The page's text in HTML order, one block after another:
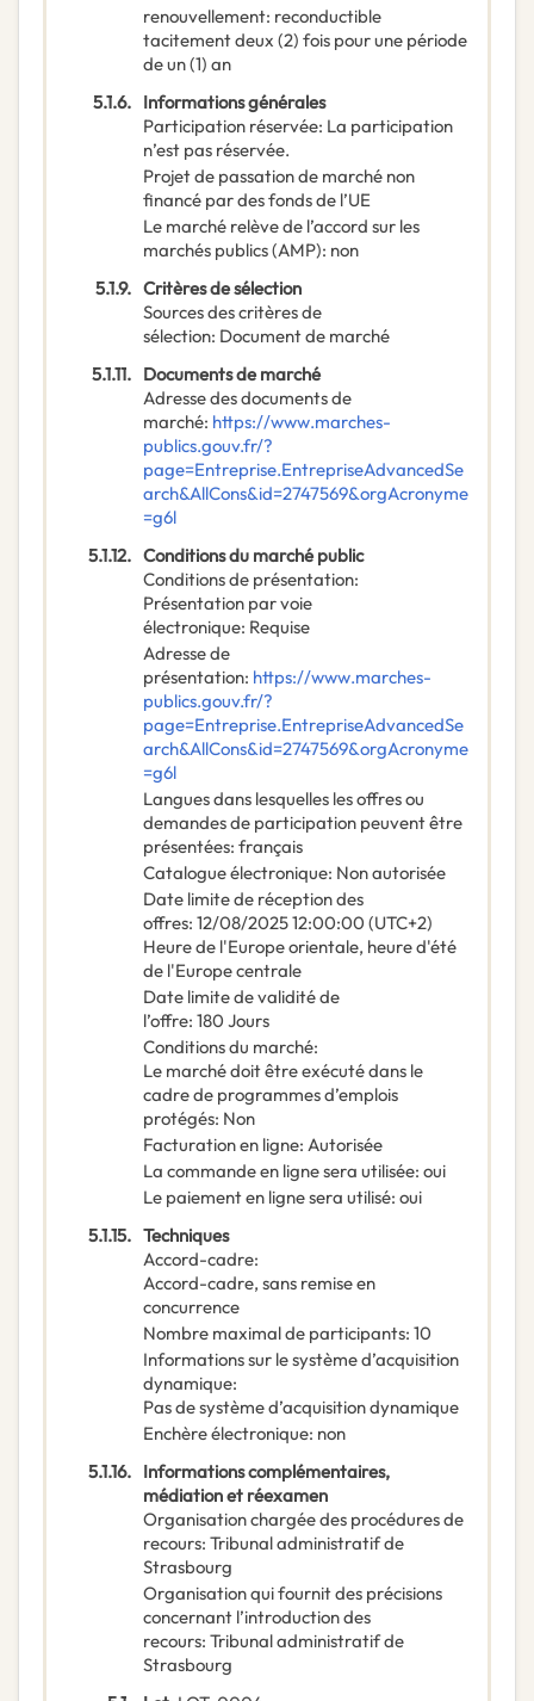
renouvellement: reconductible
tacitement deux (2) fois pour une période
de un (1) an
5.1.6. Informations générales
Participation réservée: La participation
n’est pas réservée.
Projet de passation de marché non
financé par des fonds de l’UE
Le marché relève de l’accord sur les
marchés publics (AMP): non
5.1.9. Critères de sélection
Sources des critères de
sélection: Document de marché
5.1.11. Documents de marché
Adresse des documents de
marché: https://www.marches-
publics.gouv.fr/?
page=Entreprise.EntrepriseAdvancedSe
arch&AllCons&id=2747569&orgAcronyme
=g6l
5.1.12. Conditions du marché public
Conditions de présentation:
Présentation par voie
électronique: Requise
Adresse de
présentation: https://www.marches-
publics.gouv.fr/?
page=Entreprise.EntrepriseAdvancedSe
arch&AllCons&id=2747569&orgAcronyme
=g6l
Langues dans lesquelles les offres ou
demandes de participation peuvent être
présentées: français
Catalogue électronique: Non autorisée
Date limite de réception des
offres: 12/08/202512:00:00 (UTC+2)
Heure de l'Europe orientale, heure d'été
de l'Europe centrale
Date limite de validité de
l’offre: 180 Jours
Conditions du marché:
Le marché doit être exécuté dans le
cadre de programmes d’emplois
protégés: Non
Facturation en ligne: Autorisée
La commande en ligne sera utilisée: oui
Le paiement en ligne sera utilisé: oui
5.1.15. Techniques
Accord-cadre:
Accord-cadre, sans remise en
concurrence
Nombre maximal de participants: 10
Informations sur le système d’acquisition
dynamique:
Pas de système d’acquisition dynamique
Enchère électronique: non
5.1.16. Informations complémentaires,
médiation et réexamen
Organisation chargée des procédures de
recours: Tribunal administratif de
Strasbourg
Organisation qui fournit des précisions
concernant l’introduction des
recours: Tribunal administratif de
Strasbourg